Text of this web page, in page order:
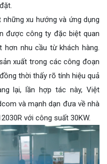
xu hướng và ứng dụng
được công ty đặc biệt quan
nhu cầu từ khách hàng.
xuất trong các công đoạn
thời thấy rõ tính hiệu quả
lại, lần hợp tác này, Việt
và mạnh dạn đưa về nhà
với công suất 30KW.